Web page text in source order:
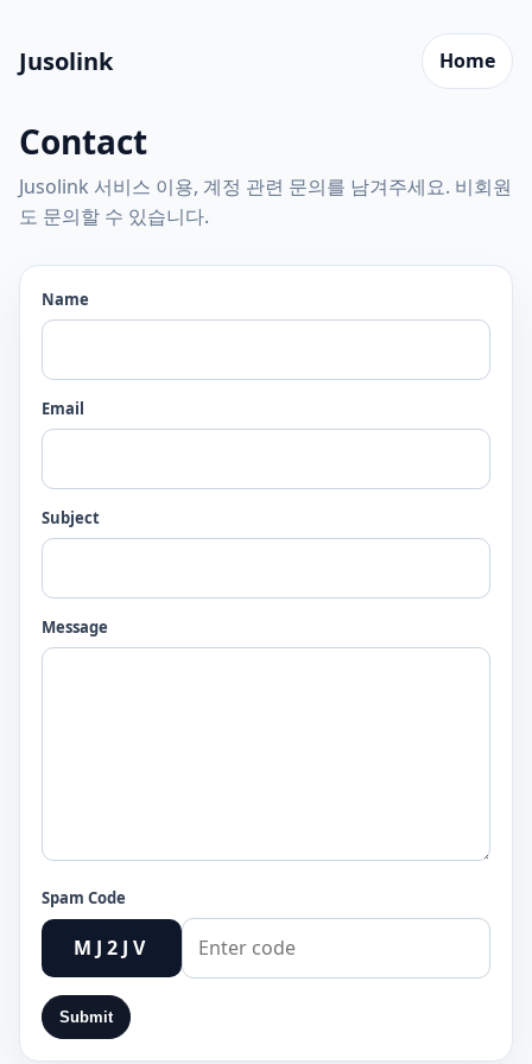
Jusolink Home
Contact
Jusolink 서비스 이용, 계정 관련 문의를 남겨주세요. 비회원
도 문의할 수 있습니다.
Name
Email
Subject
Message
Spam Code
MJ2JV
Submit